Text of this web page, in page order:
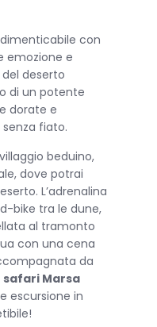
con
emozione e
deserto
di un potente
dorate e
fiato.
beduino,
dove potrai
L’adrenalina
bike tra le dune,
al tramonto
con una cena
da
safari Marsa
escursione in